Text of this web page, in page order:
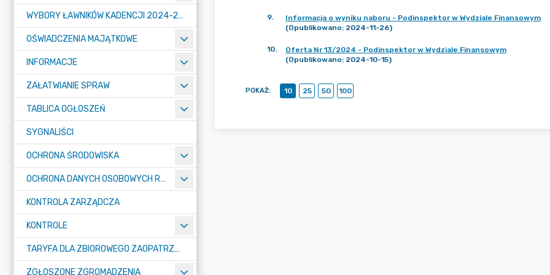
WYBORY ŁAWNIKÓW KADENCJI 2024-2027
OŚWIADCZENIA MAJĄTKOWE
INFORMACJE
ZAŁATWIANIE SPRAW
TABLICA OGŁOSZEŃ
SYGNALIŚCI
OCHRONA ŚRODOWISKA
OCHRONA DANYCH OSOBOWYCH RODO
KONTROLA ZARZĄDCZA
KONTROLE
TARYFA DLA ZBIOROWEGO ZAOPATRZENIA W WODĘ I ZBIOROWEGO ODPROWADZANIA ŚCIEKÓW
ZGŁOSZONE ZGROMADZENIA
9.
Informacja o wyniku naboru - Podinspektor w Wydziale Finansowym
(Opublikowano: 2024-11-26)
10.
Oferta Nr 13/2024 - Podinspektor w Wydziale Finansowym
(Opublikowano: 2024-10-15)
POKAŻ: 10 25 50 100